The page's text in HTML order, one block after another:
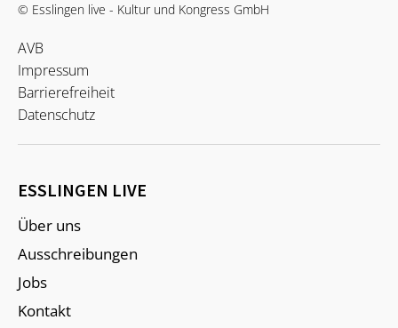
© Esslingen live - Kultur und Kongress GmbH
AVB
Impressum
Barrierefreiheit
Datenschutz
ESSLINGEN LIVE
Über uns
Ausschreibungen
Jobs
Kontakt